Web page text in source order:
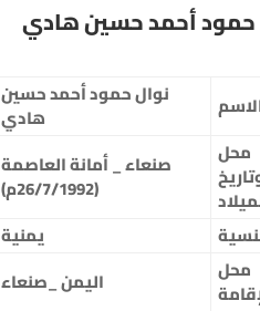
حمود أحمد حسين هادي
نوال حمود أحمد حسين
هادي
محل
صنعاء _ أمانة العاصمة
(26/7/1992م)
يمنية
محل
اليمن _صنعاء